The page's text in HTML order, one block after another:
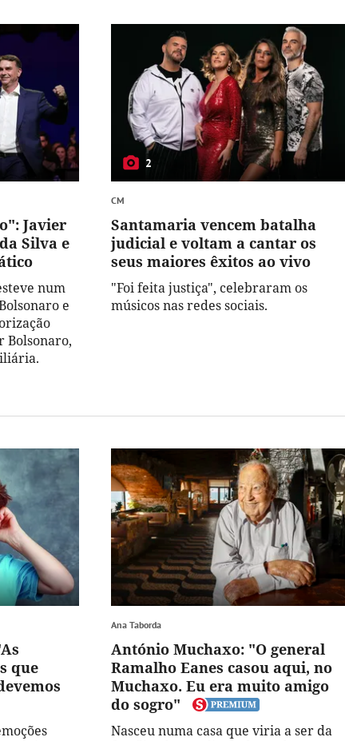
Javier
Silva e
num
e
Bolsonaro,
2
CM
Santamaria vencem batalha
judicial e voltam a cantar os
seus maiores êxitos ao vivo
"Foi feita justiça", celebraram os
músicos nas redes sociais.
que
Ana Taborda
António Muchaxo: "O general
Ramalho Eanes casou aqui, no
Muchaxo. Eu era muito amigo
do sogro"
Nasceu numa casa que viria a ser da